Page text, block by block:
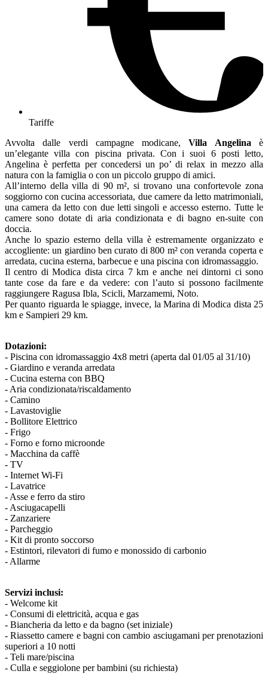
Tariffe
Avvolta dalle verdi campagne modicane,Villa Angelina è
un’elegante villa con piscina privata. Con i suoi 6 posti letto,
Angelina è perfetta per concedersi un po’ di relax in mezzo alla
natura con la famiglia o con un piccolo gruppo di amici.
All’interno della villa di 90 m², si trovano una confortevole zona
soggiorno con cucina accessoriata, due camere da letto matrimoniali,
una camera da letto con due letti singoli e accesso esterno. Tutte le
camere sono dotate di aria condizionata e di bagno en-suite con
doccia.
Anche lo spazio esterno della villa è estremamente organizzato e
accogliente: un giardino ben curato di 800 m² con veranda coperta e
arredata, cucina esterna, barbecue e una piscina con idromassaggio.
Il centro di Modica dista circa 7 km e anche nei dintorni ci sono
tante cose da fare e da vedere: con l’auto si possono facilmente
raggiungere Ragusa Ibla, Scicli, Marzamemi, Noto.
Per quanto riguarda le spiagge, invece, la Marina di Modica dista 25
km e Sampieri 29 km.
Dotazioni:
- Piscina con idromassaggio 4x8 metri (aperta dal 01/05 al 31/10)
- Giardino e veranda arredata
- Cucina esterna con BBQ
- Aria condizionata/riscaldamento
- Camino
- Lavastoviglie
- Bollitore Elettrico
- Frigo
- Forno e forno microonde
- Macchina da caffè
- TV
- Internet Wi-Fi
- Lavatrice
- Asse e ferro da stiro
- Asciugacapelli
- Zanzariere
- Parcheggio
- Kit di pronto soccorso
- Estintori, rilevatori di fumo e monossido di carbonio
- Allarme
Servizi inclusi:
- Welcome kit
- Consumi di elettricità, acqua e gas
- Biancheria da letto e da bagno (set iniziale)
- Riassetto camere e bagni con cambio asciugamani per prenotazioni
superiori a 10 notti
- Teli mare/piscina
- Culla e seggiolone per bambini (su richiesta)